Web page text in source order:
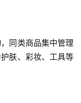
，同类商品集中管理
肤、彩妆、工具等